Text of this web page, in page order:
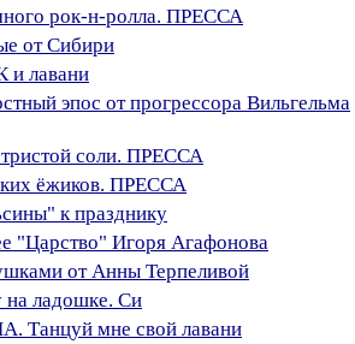
рок-н-ролла. ПРЕССА
от Сибири
лавани
эпос от прогрессора Вильгельма
соли. ПРЕССА
ёжиков. ПРЕССА
к празднику
"Царство" Игоря Агафонова
от Анны Терпеливой
на ладошке. Си
мне свой лавани